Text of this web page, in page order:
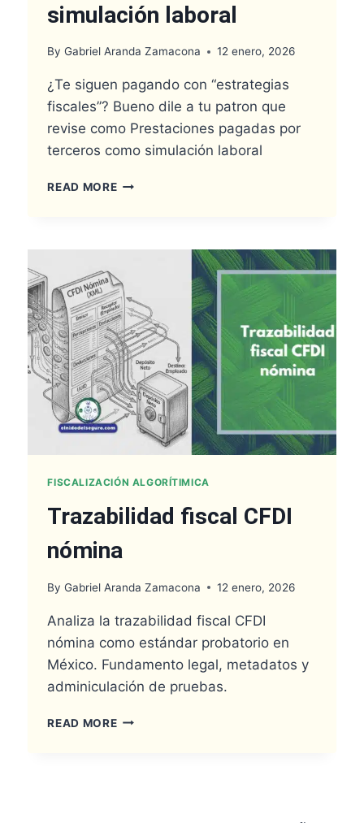
simulación laboral
By Gabriel Aranda Zamacona 12 enero, 2026
¿Te siguen pagando con “estrategias
fiscales”? Bueno dile a tu patron que
revise como Prestaciones pagadas por
terceros como simulación laboral
READ MOREPRESTACIONES
COMO
LABORAL
FISCALIZACIÓN ALGORÍTIMICA
Trazabilidad fiscal CFDI
nómina
By Gabriel Aranda Zamacona 12 enero, 2026
Analiza la trazabilidad fiscal CFDI
nómina como estándar probatorio en
México. Fundamento legal, metadatos y
adminiculación de pruebas.
READ MORETRAZABILIDAD